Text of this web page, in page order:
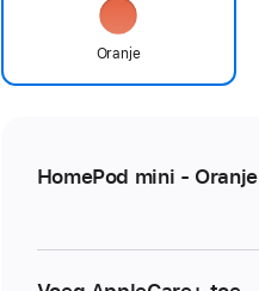
Oranje
HomePod mini - Oranje